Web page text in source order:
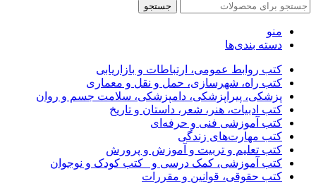
جستجو
منو
دسته بندی‌ها
کتب روابط عمومی، ارتباطات و بازاریابی
کتب راه، شهرسازی، حمل و نقل و معماری
پزشکی، پیراپزشکی، دامپزشکی، سلامت جسم و روان
کتب ادبیات، هنر، شعر، داستان و تاریخ
کتب آموزشی فنی و حرفه‌ای
کتب مهارت‌های زندگی
کتب تعلیم و تربیت و آموزش و پرورش
کتب آموزشی، کمک درسی و _کتب کودک و نوجوان
کتب حقوقی، قوانین و مقررات